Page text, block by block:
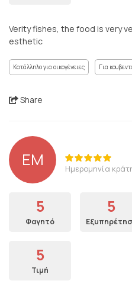
Verity fishes, the food is very
esthetic
Κατάλληλο για οικογένειες Για
Share
EM Ημερομηνία
5
Φαγητό
5
5
Τιμή